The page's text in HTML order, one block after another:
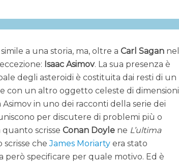
a una storia, ma, oltre aCarl Sagan nel
Isaac Asimov. La sua presenza è
degli asteroidi è costituita dai resti di un
con un altro oggetto celeste di dimensioni
in uno dei racconti della serie dei
per discutere di problemi più o
quanto scrisseConan Doyle ne L’ultima
scrisse cheJames Moriarty era stato
però specificare per quale motivo. Ed è